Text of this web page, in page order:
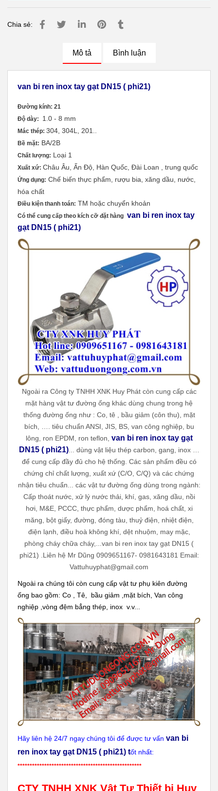
Chia sẻ:
Mô tả Bình luận
van bi ren inox tay gạt DN15 ( phi21)
Đường kính: 21
Độ dày:
1.0 - 8 mm
Mác thép: 304, 304L, 201..
Bề mặt: BA/2B
Chất lượng: Loại 1
Xuất xứ: Châu Âu, Ấn Độ, Hàn Quốc, Đài Loan , trung quốc
Ứng dụng: Chế biến thực phẩm, rượu bia, xăng dầu, nước,
hóa chất
Điều kiện thanh toán: TM hoặc chuyển khoản
Có thể cung cấp theo kích cỡ đặt hàng van bi ren inox tay
gạt DN15 ( phi21)
Ngoài ra Công ty TNHH XNK Huy Phát còn cung cấp các
mặt hàng vật tư đường ống khác dùng chung trong hệ
thống đường ống như : Co, tê , bầu giảm (côn thu), mặt
bích, …. tiêu chuẩn ANSI, JIS, BS, van công nghiệp, bu
lông, ron EPDM, ron teflon, van bi ren inox tay gạt
DN15 ( phi21)... dùng vật liệu thép carbon, gang, inox …
để cung cấp đầy đủ cho hệ thống. Các sản phẩm đều có
chứng chỉ chất lượng, xuất xứ (C/O, C/Q) và các chứng
nhận tiêu chuẩn... các vật tư đường ống dùng trong ngành:
Cấp thoát nước, xử lý nước thải, khí, gas, xăng dầu, nồi
hơi, M&E, PCCC, thực phẩm, dược phẩm, hoá chất, xi
măng, bột giấy, đường, đóng tàu, thuỷ điện, nhiệt điện,
điện lạnh, điều hoà không khí, dệt nhuộm, may mặc,
phòng cháy chữa cháy,...van bi ren inox tay gạt DN15 (
phi21) .Liên hệ Mr Dũng 0909651167- 0981643181 Email:
Vattuhuyphat@gmail.com
Ngoài ra chúng tôi còn cung cấp vật tư phụ kiên đường
ống bao gồm: Co , Tê, bầu giảm ,mặt bích, Van công
nghiệp ,vòng đệm bẳng thép, inox v.v...
Hãy liên hệ 24/7 ngay chúng tôi để được tư vấn van bi
ren inox tay gạt DN15 ( phi21) tốt nhất:
***************************************************
CTY TNHH XNK Vật Tư Thiết bị Huy